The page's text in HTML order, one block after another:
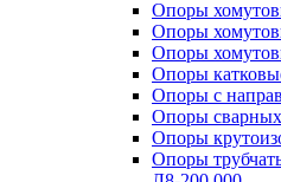
Опоры
Опоры
Опоры
Опоры
Опоры с
Опоры
Опоры
Опоры